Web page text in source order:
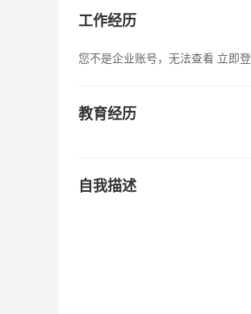
工作经历
您不是企业账号，无法查看 立即
教育经历
自我描述